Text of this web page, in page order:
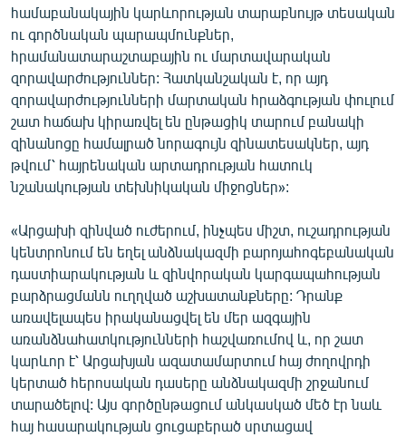
համաբանակային կարևորության տարաբնույթ տեսական
ու գործնական պարապմունքներ,
հրամանատարաշտաբային ու մարտավարական
զորավարժություններ: Հատկանշական է, որ այդ
զորավարժությունների մարտական հրաձգության փուլում
շատ հաճախ կիրառվել են ընթացիկ տարում բանակի
զինանոցը համալրած նորագույն զինատեսակներ, այդ
թվում՝ հայրենական արտադրության հատուկ
նշանակության տեխնիկական միջոցներ»:
«Արցախի զինված ուժերում, ինչպես միշտ, ուշադրության
կենտրոնում են եղել անձնակազմի բարոյահոգեբանական
դաստիարակության և զինվորական կարգապահության
բարձրացմանն ուղղված աշխատանքները: Դրանք
առավելապես իրականացվել են մեր ազգային
առանձնահատկությունների հաշվառումով և, որ շատ
կարևոր է՝ Արցախյան ազատամարտում հայ ժողովրդի
կերտած հերոսական դասերը անձնակազմի շրջանում
տարածելով: Այս գործընթացում անկասկած մեծ էր նաև
հայ հասարակության ցուցաբերած սրտացավ